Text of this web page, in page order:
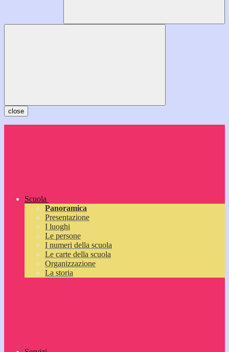
close
Scuola
Panoramica
Presentazione
I luoghi
Le persone
I numeri della scuola
Le carte della scuola
Organizzazione
La storia